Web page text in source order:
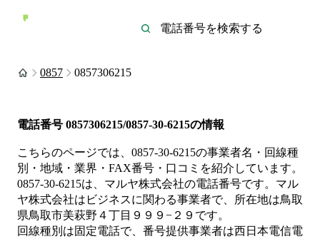
0857 0857306215
電話番号 0857306215/0857-30-6215の情報
こちらのページでは、 0857-30-6215の事業者名・回線種
別・地域・業界・FAX番号・口コミを紹介しています。
0857-30-6215は、 マルヤ株式会社の電話番号です。 マル
ヤ株式会社は ビジネスに関わる事業者で、所在地は鳥取
県鳥取市美萩野４丁目９９９−２９ です。
回線種別は固定電話で、番号提供事業者は西日本電信電